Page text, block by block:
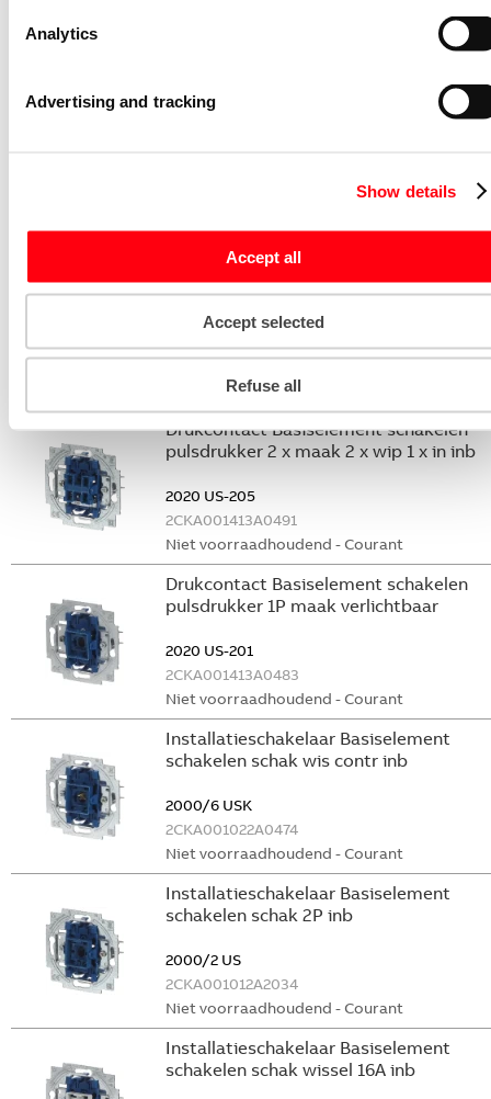
Analytics
Advertising and tracking
Show details
Accept all
Accept selected
Refuse all
Afdekraam schakelmateriaal Reflex SI
Niet voorraadhoudend - Courant
afdekraam 4v R-alpin
2CKA001725A0951
Niet voorraadhoudend - Courant
Drukcontact Basiselement schakelen
pulsdrukker 2 x maak 2 x wip 1 x in inb
2020 US-205
2CKA001413A0491
Niet voorraadhoudend - Courant
Drukcontact Basiselement schakelen
pulsdrukker 1P maak verlichtbaar
2020 US-201
2CKA001413A0483
Niet voorraadhoudend - Courant
Installatieschakelaar Basiselement
schakelen schak wis contr inb
2000/6 USK
2CKA001022A0474
Niet voorraadhoudend - Courant
Installatieschakelaar Basiselement
schakelen schak 2P inb
2000/2 US
2CKA001012A2034
Niet voorraadhoudend - Courant
Installatieschakelaar Basiselement
schakelen schak wissel 16A inb